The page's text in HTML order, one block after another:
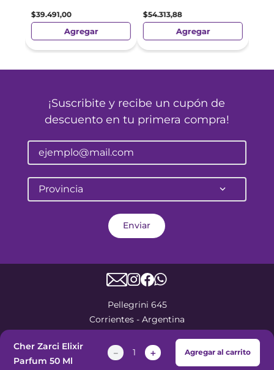
Cher Zarci Elixir
Parfum 50 Ml
＋
－ Agregar al carrito
$39.491,00
Agregar
$54.313,88
Agregar
¡Suscribite y recibe un cupón de
descuento en tu primera compra!
Provincia
Enviar
Pellegrini 645
Corrientes - Argentina